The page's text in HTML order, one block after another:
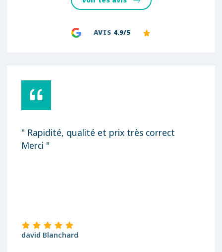
AVIS 4.9/5
" Rapidité, qualité et prix très correct
Merci "
david Blanchard